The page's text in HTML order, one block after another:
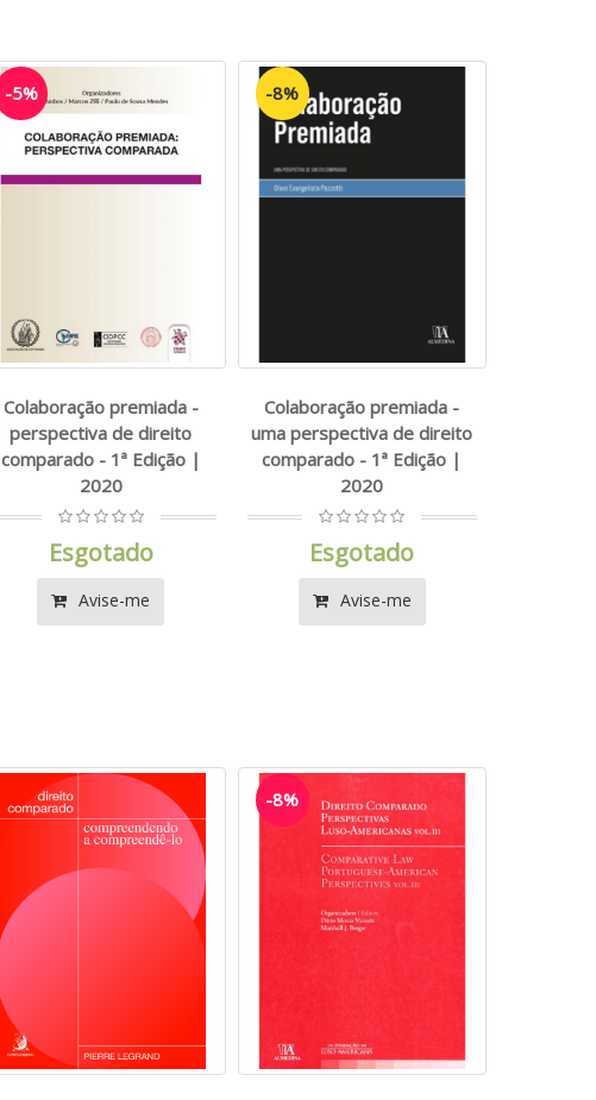
-5%
Colaboração premiada -
perspectiva de direito
comparado - 1ª Edição |
2020
Esgotado
Avise-me
-8%
Colaboração premiada -
uma perspectiva de direito
comparado - 1ª Edição |
2020
Esgotado
Avise-me
-8%